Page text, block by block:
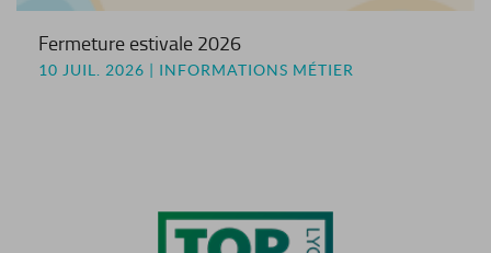
Fermeture estivale 2026
10 JUIL. 2026 | INFORMATIONS MÉTIER